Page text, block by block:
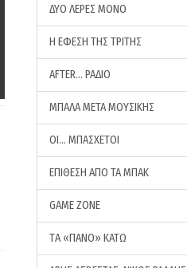
ΔΥΟ ΛΕΡΕΣ ΜΟΝΟ
Η ΕΦΕΣΗ ΤΗΣ ΤΡΙΤΗΣ
AFTER… ΡΑΔΙΟ
ΜΠΑΛΑ ΜΕΤΑ ΜΟΥΣΙΚΗΣ
ΟΙ… ΜΠΑΣΧΕΤΟΙ
ΕΠΙΘΕΣΗ ΑΠΟ ΤΑ ΜΠΑΚ
GAME ZONE
ΤA «ΠΑΝΟ» ΚΑΤΩ